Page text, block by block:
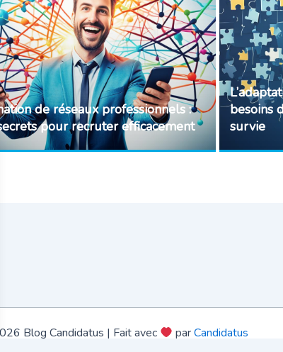
de réseaux professionnels :
secrets pour recruter efficacement
besoins
survie
Blog Candidatus | Fait avec parCandidatus